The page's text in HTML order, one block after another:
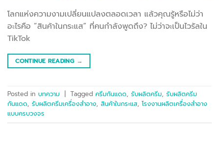
โลกแห่งความงามเปลี่ยนแปลงตลอดเวลา แล้วคุณรู้หรือไม่ว่า
อะไรคือ “สินค้าในกระแส” ที่คนกำลังพูดถึง? ไม่ว่าจะเป็นไวรัลใน
TikTok
CONTINUE READING →
Posted in บทความ | Tagged ครีมกันแดด, รับผลิตครีม, รับผลิตครีม
กันแดด, รับผลิตครีมเครื่องสำอาง, สินค้าในกระแส, โรงงานผลิตเครื่องสำอาง
แบบครบวงจร